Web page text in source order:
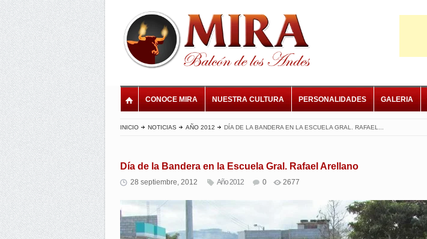
CONOCE MIRA NUESTRA CULTURA PERSONALIDADES GALERIA
INICIO NOTICIAS AÑO 2012 DÍA DE LA BANDERA EN LA ESCUELA GRAL. RAFAEL...
Día de la Bandera en la Escuela Gral. Rafael Arellano
28 septiembre, 2012 Año 2012 0 2677